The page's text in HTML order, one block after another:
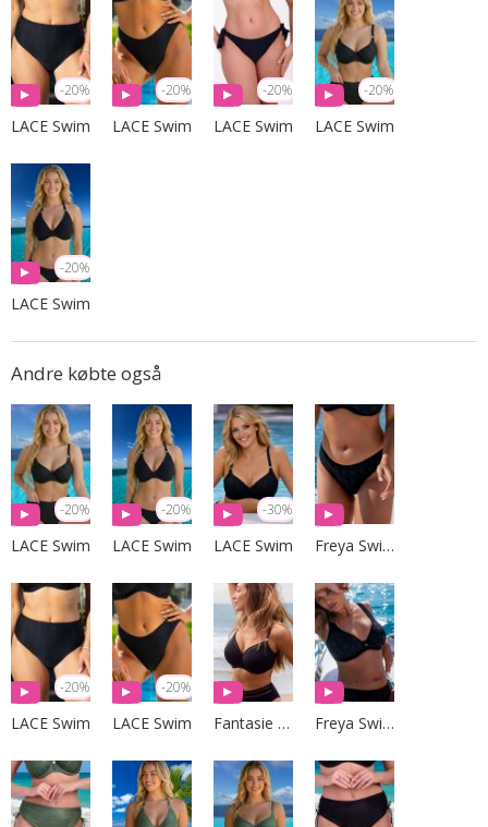
-20%
LACE Swim
-20%
LACE Swim
-20%
LACE Swim
-20%
LACE Swim
-20%
LACE Swim
Andre købte også
-20%
LACE Swim
-20%
LACE Swim
-30%
LACE Swim Freya Swim
-20%
LACE Swim
-20%
LACE Swim Fantasie Swim Freya Swim